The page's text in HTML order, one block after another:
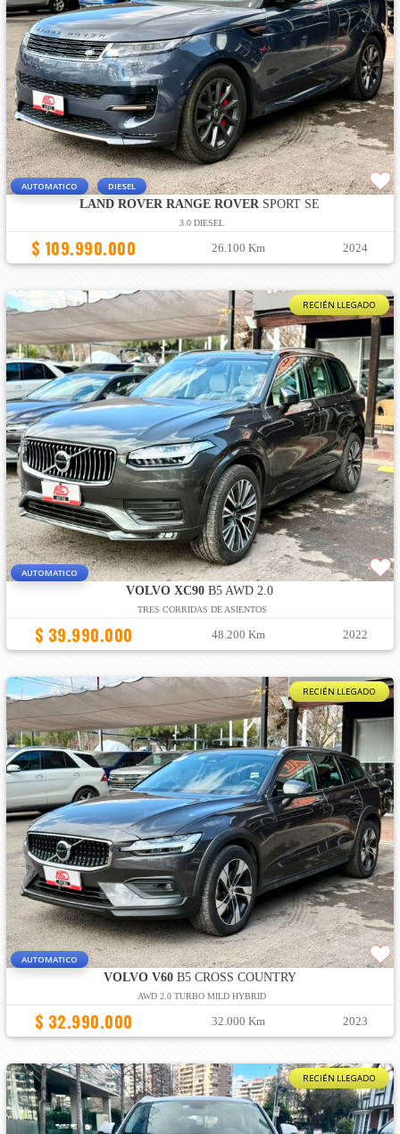
AUTOMATICO DIESEL
LAND ROVER RANGE ROVERSPORT SE
3.0 DIESEL
$ 109.990.000 26.100 Km 2024
RECIÉN LLEGADO
AUTOMATICO
VOLVO XC90 B5 AWD 2.0
TRES CORRIDAS DE ASIENTOS
$ 39.990.000 48.200 Km 2022
RECIÉN LLEGADO
AUTOMATICO
VOLVO V60B5 CROSS COUNTRY
AWD 2.0 TURBO MILD HYBRID
$ 32.990.000 32.000 Km 2023
RECIÉN LLEGADO